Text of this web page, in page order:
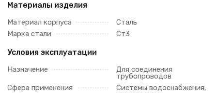
Материалы изделия
Материал корпуса
Сталь
Марка стали
Ст3
Условия эксплуатации
Назначение Для соединения
трубопроводов
Сфера применения
Системы водоснабжения,